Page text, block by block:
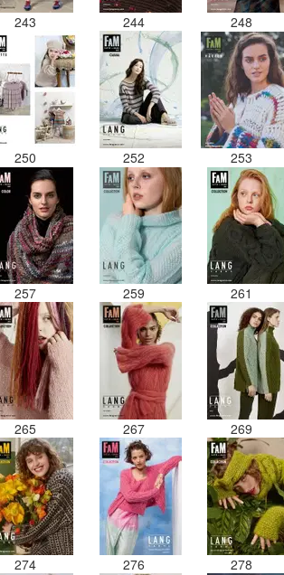
243 244 248
250 252 253
257 259 261
265 267 269
274 276 278